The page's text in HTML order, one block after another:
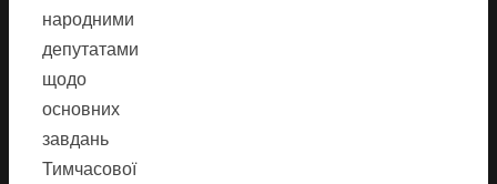
народними
депутатами
щодо
основних
завдань
Тимчасової